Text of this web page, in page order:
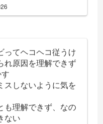
ってヘコヘコ従うけ
れ原因を理解できず
スしないように気を
も理解できず、なの
ない